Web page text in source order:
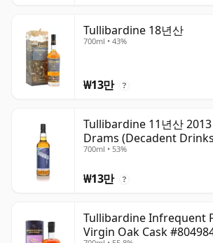
Tullibardine 18년산
700ml • 43%
₩13만 ?
Tullibardine 11년산
Drams (Decadent
700ml • 53%
₩13만 ?
Tullibardine Infrequent
Virgin Oak Cask